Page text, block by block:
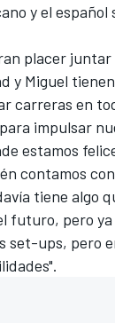
y el español
placer
y Miguel
carreras en
impulsar
estamos
contamos
tiene algo
futuro, pero
set-ups, pero